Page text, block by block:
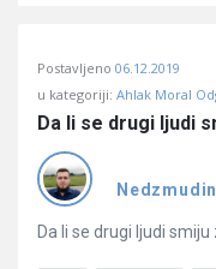
Učene
Latest
Pitanja
Postavljeno 06.12.2019
u kategoriji: Ahlak Moral
Da li se drugi ljudi
Nedzmudin
Da li se drugi ljudi